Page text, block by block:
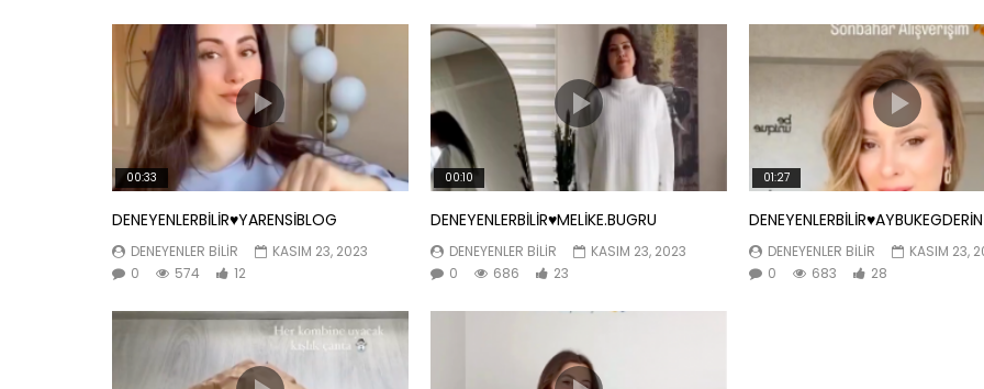
00:33
DENEYENLERBİLİR♥️YARENSİBLOG
DENEYENLER BILIR
KASIM 23, 2023
0
574 12
00:10
DENEYENLERBİLİR♥️MELİKE.BUGRU
DENEYENLER BILIR
KASIM 23, 2023
0
686 23
01:27
DENEYENLERBİLİR♥️AYBUKEGDERİN
DENEYENLER BILIR
KASIM 23,
0
683 28